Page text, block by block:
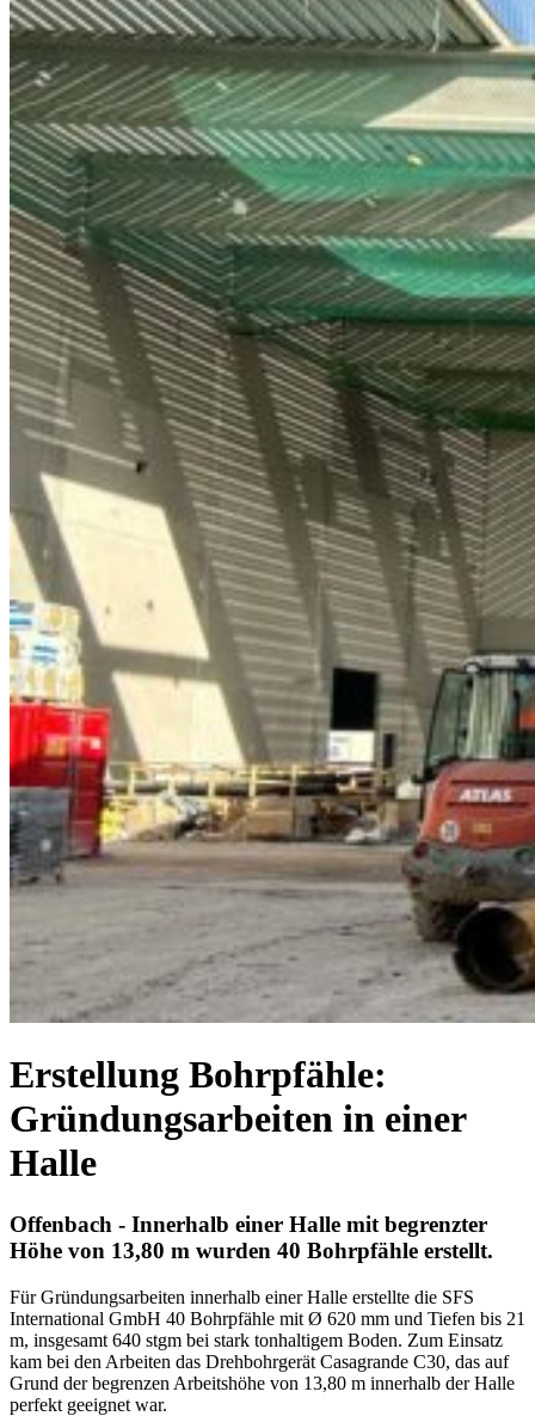
Erstellung Bohrpfähle:
Gründungsarbeiten in einer
Halle
Offenbach - Innerhalb einer Halle mit begrenzter
Höhe von 13,80 m wurden 40 Bohrpfähle erstellt.
Für Gründungsarbeiten innerhalb einer Halle erstellte die SFS
International GmbH 40 Bohrpfähle mit Ø 620 mm und Tiefen bis 21
m, insgesamt 640 stgm bei stark tonhaltigem Boden. Zum Einsatz
kam bei den Arbeiten das Drehbohrgerät Casagrande C30, das auf
Grund der begrenzen Arbeitshöhe von 13,80 m innerhalb der Halle
perfekt geeignet war.